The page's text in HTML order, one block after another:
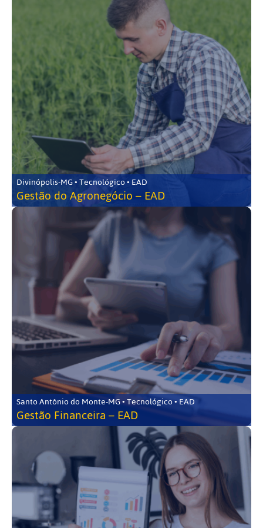
Divinópolis-MG • Tecnológico • EAD
Gestão do Agronegócio – EAD
Santo Antônio do Monte-MG • Tecnológico • EAD
Gestão Financeira – EAD